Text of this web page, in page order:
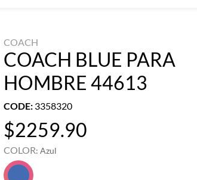
COACH
COACH BLUE PARA
HOMBRE 44613
CODE: 3358320
$2259.90
COLOR: Azul